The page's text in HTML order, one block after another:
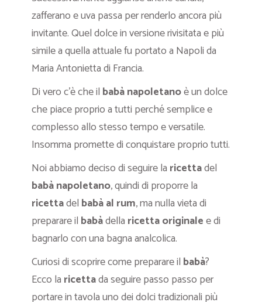
zafferano e uva passa per renderlo ancora più
invitante. Quel dolce in versione rivisitata e più
simile a quella attuale fu portato a Napoli da
Maria Antonietta di Francia.
Di vero c’è che il babà napoletanoè un dolce
che piace proprio a tutti perché semplice e
complesso allo stesso tempo e versatile.
Insomma promette di conquistare proprio tutti.
Noi abbiamo deciso di seguire la ricettadel
babà napoletano, quindi di proporre la
ricettadel babà al rum, ma nulla vieta di
preparare il babàdella ricetta originalee di
bagnarlo con una bagna analcolica.
Curiosi di scoprire come preparare il babà?
Ecco la ricettada seguire passo passo per
portare in tavola uno dei dolci tradizionali più